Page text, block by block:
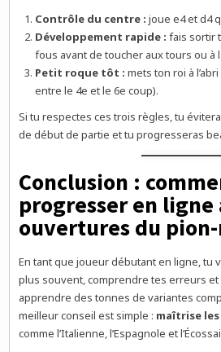
Contrôle du centre : joue e4 et d4
Développement rapide : fais sortir
fous avant de toucher aux tours ou à
Petit roque tôt : mets ton roi à
entre le 4e et le 6e coup).
Si tu respectes ces trois règles, tu
de début de partie et tu progresseras
Conclusion :
progresser en ligne
ouvertures du
En tant que joueur débutant en ligne, tu
plus souvent, comprendre tes erreurs
apprendre des tonnes de variantes
meilleur conseil est simple : maîtrise
comme l’Italienne, l’Espagnole et